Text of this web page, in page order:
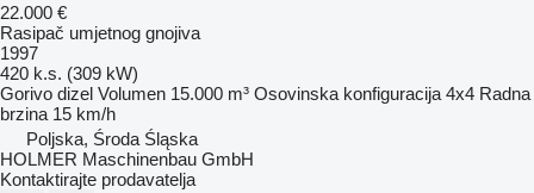
22.000 €
Rasipač umjetnog gnojiva
1997
420 k.s. (309 kW)
Gorivo dizel Volumen 15.000 m³ Osovinska konfiguracija 4x4 Radna
brzina 15 km/h
Poljska, Środa Śląska
HOLMER Maschinenbau GmbH
Kontaktirajte prodavatelja